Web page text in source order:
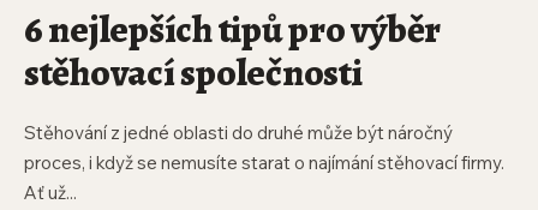
6 nejlepších tipů pro výběr
stěhovací společnosti
Stěhování z jedné oblasti do druhé může být náročný
proces, i když se nemusíte starat o najímání stěhovací firmy.
Ať už...